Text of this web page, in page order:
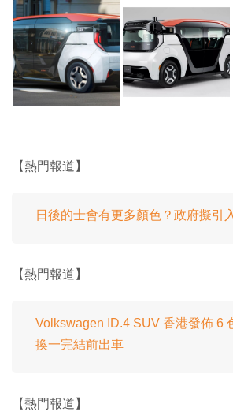
【熱門報道】
日後的士會有更多顏色？政府擬引
【熱門報道】
Volkswagen ID.4 SUV 香港發佈 6
換一完結前出車
【熱門報道】